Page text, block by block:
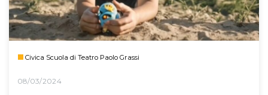
Civica Scuola di Teatro Paolo Grassi
08/03/2024